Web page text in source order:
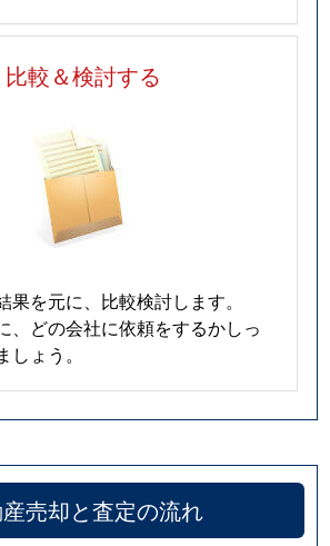
比較＆検討する
果を元に、比較検討します。
、どの会社に依頼をするかしっ
ょう。
売却と査定の流れ